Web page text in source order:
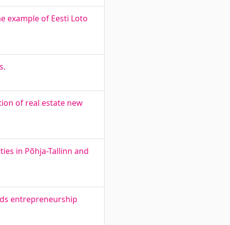
example of Eesti Loto
of real estate new
in Põhja-Tallinn and
entrepreneurship